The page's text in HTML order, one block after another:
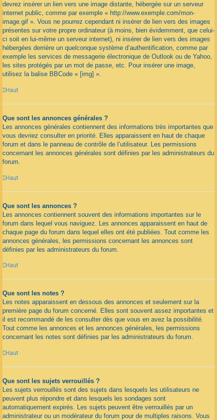
devrez insérer un lien vers une image distante, hébergée sur un serveur
internet public, comme par exemple « http://www.exemple.com/mon-
image.gif ». Vous ne pourrez cependant ni insérer de lien vers des images
présentes sur votre propre ordinateur (à moins, bien évidemment, que celui-
ci soit en lui-même un serveur internet), ni insérer de lien vers des images
hébergées derrière un quelconque système d’authentification, comme par
exemple les services de messagerie électronique de Outlook ou de Yahoo,
les sites protégés par un mot de passe, etc. Pour insérer une image,
utilisez la balise BBCode « [img] ».
Haut
Que sont les annonces générales ?
Les annonces générales contiennent des informations très importantes que
vous devriez consulter en priorité. Elles apparaissent en haut de chaque
forum et dans le panneau de contrôle de l’utilisateur. Les permissions
concernant les annonces générales sont définies par les administrateurs du
forum.
Haut
Que sont les annonces ?
Les annonces contiennent souvent des informations importantes sur le
forum dans lequel vous naviguez. Les annonces apparaissent en haut de
chaque page du forum dans lequel elles ont été publiées. Tout comme les
annonces générales, les permissions concernant les annonces sont
définies par les administrateurs du forum.
Haut
Que sont les notes ?
Les notes apparaissent en dessous des annonces et seulement sur la
première page du forum concerné. Elles sont souvent assez importantes et
il est recommandé de les consulter dès que vous en avez la possibilité.
Tout comme les annonces et les annonces générales, les permissions
concernant les notes sont définies par les administrateurs du forum.
Haut
Que sont les sujets verrouillés ?
Les sujets verrouillés sont des sujets dans lesquels les utilisateurs ne
peuvent plus répondre et dans lesquels les sondages sont
automatiquement expirés. Les sujets peuvent être verrouillés par un
administrateur ou un modérateur du forum pour de multiples raisons. Vous